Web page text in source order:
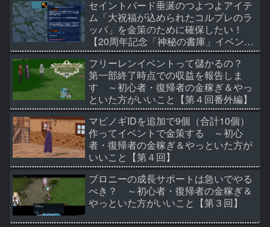
セイントバード垂涎のつよつよアイテ
ム「大祝福が込められたコルプレのラ
ッパ」を金策のために確保したい！
【20周年記念「神秘の書庫」イベン
ト】 ～初心者・復帰者の金稼ぎ＆や
っといた方がいいこと【第４回番外編
の２】
フリーレンイベントって儲かるの？
第一部終了時点での収益を報告しま
す ～初心者・復帰者の金稼ぎ＆やっ
といた方がいいこと【第４回番外編】
マビノギIDを追加で9個（合計10個）
作ってイベントで金策する ～初心
者・復帰者の金稼ぎ＆やっといた方が
いいこと【第４回】
ブロニーの成長サポートは急いでやる
べき？ ～初心者・復帰者の金稼ぎ＆
やっといた方がいいこと【第３回】